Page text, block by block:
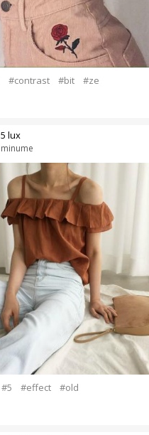
#contrast #bit #ze
minume
5 lux
#5 #effect #old